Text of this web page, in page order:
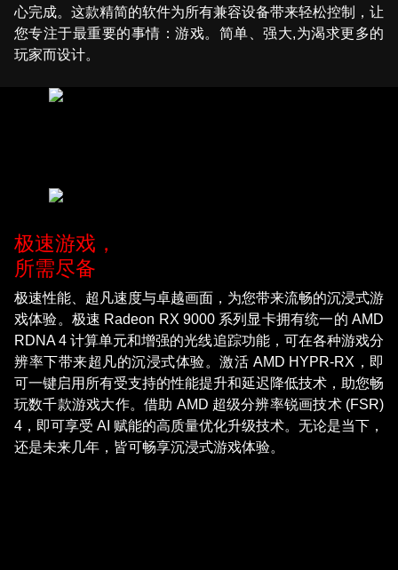
心完成。这款精简的软件为所有兼容设备带来轻松控制，让
您专注于最重要的事情：游戏。简单、强大,为渴求更多的
玩家而设计。
极速游戏，
所需尽备
极速性能、超凡速度与卓越画面，为您带来流畅的沉浸式游
戏体验。极速 Radeon RX 9000 系列显卡拥有统一的 AMD
RDNA 4 计算单元和增强的光线追踪功能，可在各种游戏分
辨率下带来超凡的沉浸式体验。激活 AMD HYPR-RX，即
可一键启用所有受支持的性能提升和延迟降低技术，助您畅
玩数千款游戏大作。借助 AMD 超级分辨率锐画技术 (FSR)
4，即可享受 AI 赋能的高质量优化升级技术。无论是当下，
还是未来几年，皆可畅享沉浸式游戏体验。